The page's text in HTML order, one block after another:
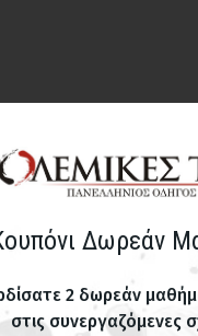
Δωρεάν
2 δωρεάν
στις συνεργαζόμενες